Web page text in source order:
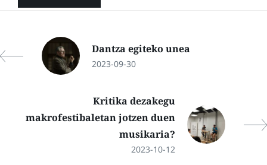
Dantza egiteko unea
2023-09-30
Kritika dezakegu
makrofestibaletan jotzen duen
musikaria?
2023-10-12